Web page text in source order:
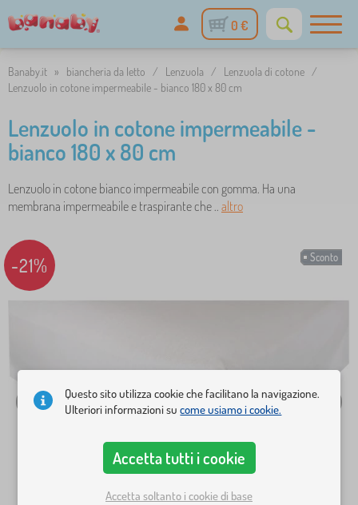
0 €
Banaby.it » biancheria da letto / Lenzuola / Lenzuola di cotone /
Lenzuolo in cotone impermeabile - bianco 180 x 80 cm
Lenzuolo in cotone impermeabile -
bianco 180 x 80 cm
Lenzuolo in cotone bianco impermeabile con gomma. Ha una
membrana impermeabile e traspirante che .. altro
Sconto
-21%
Questo sito utilizza cookie che facilitano la navigazione.
Ulteriori informazioni sucome usiamo i cookie.
Accetta tutti i cookie
Accetta soltanto i cookie di base